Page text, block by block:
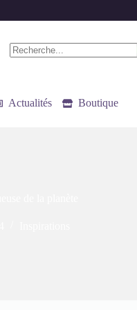
Actualités Boutique